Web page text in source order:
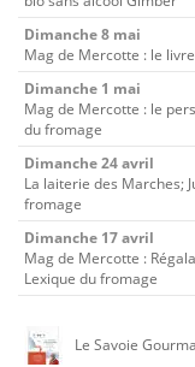
Dimanche 8 mai
Mag de Mercotte : le
Dimanche 1 mai
Mag de Mercotte : le
du fromage
Dimanche 24 avril
La laiterie des Marches;
fromage
Dimanche 17 avril
Mag de Mercotte :
Lexique du fromage
Le Savoie